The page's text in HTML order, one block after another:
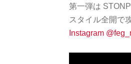
第一弾は
スタイル全開で
Instagram